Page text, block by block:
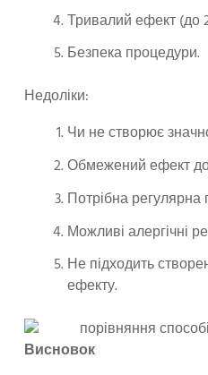
Тривалий ефект (до
Безпека процедури.
Недоліки:
Чи не створює
Обмежений ефект
Потрібна
Можливі алергічні
Не підходить
ефекту.
Висновок